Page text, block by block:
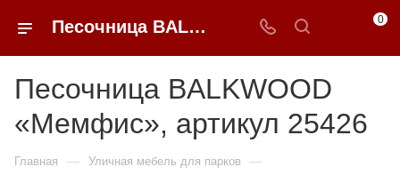
Песочница BALKWOOD «Мемфис» купить в Москве от 169 575 ₽ - 0FFER 0
Песочница BALKWOOD
«Мемфис», артикул 25426
Главная — Уличная мебель для парков —